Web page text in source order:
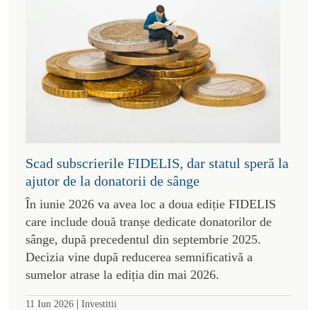
Scad subscrierile FIDELIS, dar statul speră la
ajutor de la donatorii de sânge
În iunie 2026 va avea loc a doua ediție FIDELIS
care include două tranșe dedicate donatorilor de
sânge, după precedentul din septembrie 2025.
Decizia vine după reducerea semnificativă a
sumelor atrase la ediția din mai 2026.
11 Iun 2026 | Investitii